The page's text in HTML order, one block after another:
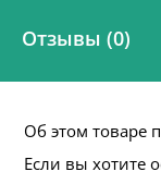
Отзывы (0)
Об этом товаре
Если вы хотите